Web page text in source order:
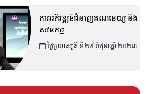
ការអភិវឌ្ឍន៍ជំនាញគណនេយ្យ និង
សវនកម្ម
ថ្ងៃព្រហស្បតិ៍ ទី ២៩ មិថុនា ឆ្នាំ ២០២៣